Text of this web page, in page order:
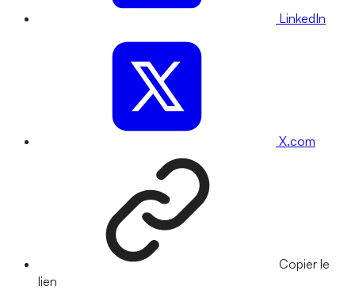
LinkedIn
X.com
Copier le
lien